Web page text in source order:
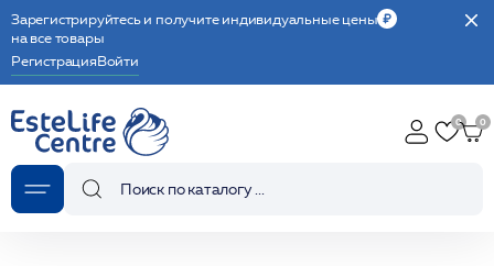
Зарегистрируйтесь и получите индивидуальные цены
на все товары
РегистрацияВойти